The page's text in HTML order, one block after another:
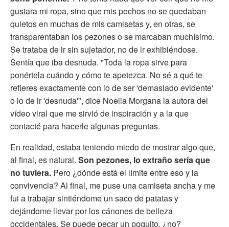
gustara mi ropa, sino que mis pechos no se quedaban
quietos en muchas de mis camisetas y, en otras, se
transparentaban los pezones o se marcaban muchísimo.
Se trataba de ir sin sujetador, no de ir exhibiéndose.
Sentía que iba desnuda. "Toda la ropa sirve para
ponértela cuándo y cómo te apetezca. No sé a qué te
refieres exactamente con lo de ser 'demasiado evidente'
o lo de ir 'desnuda'", dice Noelia Morgana la autora del
vídeo viral que me sirvió de inspiración y a la que
contacté para hacerle algunas preguntas.
En realidad, estaba teniendo miedo de mostrar algo que,
al final, es natural. Son pezones, lo extraño sería que
no tuviera. Pero ¿dónde está el límite entre eso y la
convivencia? Al final, me puse una camiseta ancha y me
fui a trabajar sintiéndome un saco de patatas y
dejándome llevar por los cánones de belleza
occidentales. Se puede pecar un poquito, ¿no?